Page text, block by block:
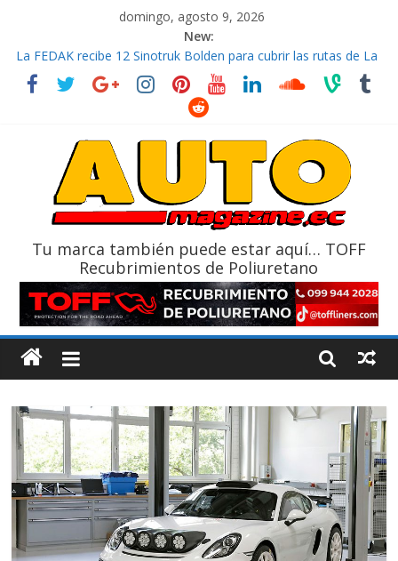
domingo, agosto 9, 2026
New:
La FEDAK recibe 12 Sinotruk Bolden para cubrir las rutas de La
Vuelta
El costo de tener un vehículo gana protagonismo a la hora de
¿Qué puede pasar con tu vehículo si permanece varios días sin
La Vuelta al Ecuador 2026, edición 47ª, recorre 7 provincias en 8
Tu marca también puede estar aquí… TOFF
Recubrimientos de Poliuretano